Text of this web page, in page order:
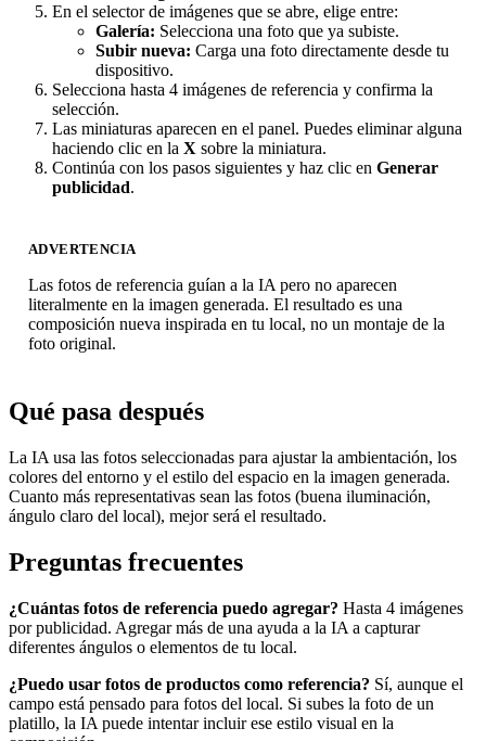
En el selector de imágenes que se abre, elige entre:
Galería: Selecciona una foto que ya subiste.
Subir nueva: Carga una foto directamente desde tu
dispositivo.
Selecciona hasta 4 imágenes de referencia y confirma la
selección.
Las miniaturas aparecen en el panel. Puedes eliminar alguna
haciendo clic en la X sobre la miniatura.
Continúa con los pasos siguientes y haz clic en Generar
publicidad.
ADVERTENCIA
Las fotos de referencia guían a la IA pero no aparecen
literalmente en la imagen generada. El resultado es una
composición nueva inspirada en tu local, no un montaje de la
foto original.
Qué pasa después
La IA usa las fotos seleccionadas para ajustar la ambientación, los
colores del entorno y el estilo del espacio en la imagen generada.
Cuanto más representativas sean las fotos (buena iluminación,
ángulo claro del local), mejor será el resultado.
Preguntas frecuentes
¿Cuántas fotos de referencia puedo agregar? Hasta 4 imágenes
por publicidad. Agregar más de una ayuda a la IA a capturar
diferentes ángulos o elementos de tu local.
¿Puedo usar fotos de productos como referencia? Sí, aunque el
campo está pensado para fotos del local. Si subes la foto de un
platillo, la IA puede intentar incluir ese estilo visual en la